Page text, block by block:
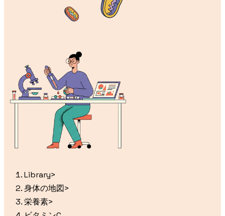
Library>
身体の地図>
栄養素>